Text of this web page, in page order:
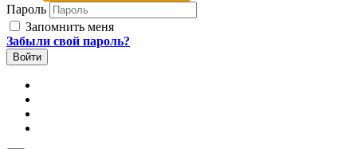
Пароль
Запомнить меня
Забыли свой пароль?